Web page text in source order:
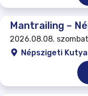
Mantrailing –
2026.08.08. szombat
Népszigeti